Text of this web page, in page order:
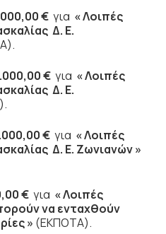
€για « Λοιπές
Δ. Ε.
€για « Λοιπές
Δ. Ε.
€για « Λοιπές
Δ. Ε. Ζωνιανών »
€για « Λοιπές
να ενταχθούν
» (ΕΚΠΟΤΑ).